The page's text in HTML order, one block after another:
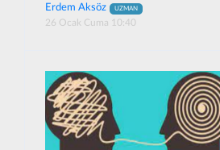
Erdem Aksöz UZMAN
26 Ocak Cuma 10:40